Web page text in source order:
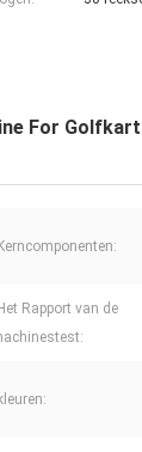
For
Kerncomponenten:
Het Rapport van de
kleuren: